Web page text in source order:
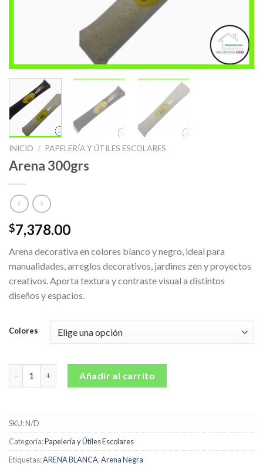
INICIO / PAPELERÍA Y ÚTILES ESCOLARES
Arena 300grs
$7,378.00
Arena decorativa en colores blanco y negro, ideal para
manualidades, arreglos decorativos, jardines zen y proyectos
creativos. Aporta textura y contraste visual a distintos
diseños y espacios.
Colores
Añadir al carrito
SKU:N/D
Categoría:Papelería y Útiles Escolares
Etiquetas:ARENA BLANCA,Arena Negra